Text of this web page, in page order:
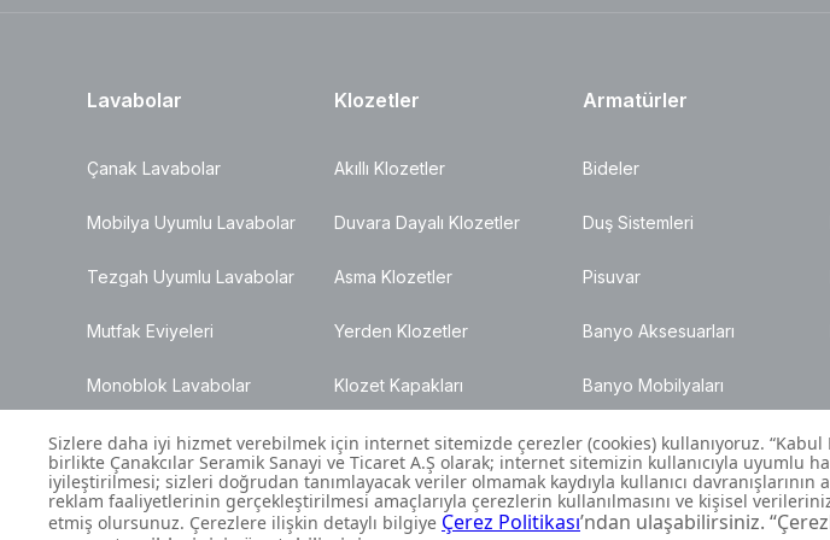
Lavabolar
Çanak Lavabolar
Mobilya Uyumlu Lavabolar
Tezgah Uyumlu Lavabolar
Mutfak Eviyeleri
Monoblok Lavabolar
Klozetler
Akıllı Klozetler
Duvara Dayalı Klozetler
Asma Klozetler
Yerden Klozetler
Klozet Kapakları
Armatürler
Bideler
Duş Sistemleri
Pisuvar
Banyo Aksesuarları
Banyo Mobilyaları